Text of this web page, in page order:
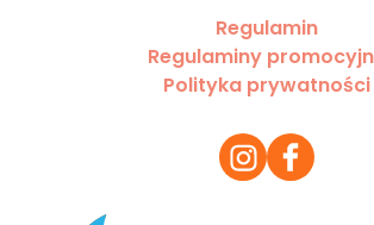
Regulamin
Regulaminy
Polityka prywatności